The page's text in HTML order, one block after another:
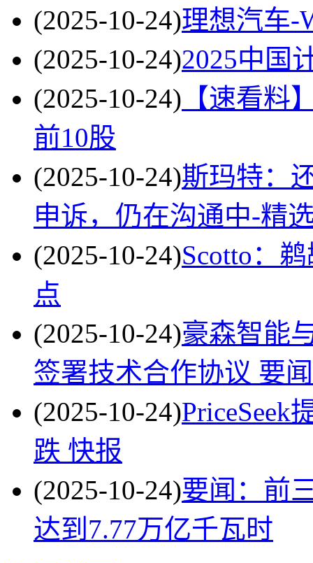
(2025-10-24)理想汽车-
(2025-10-24)2025中国
(2025-10-24) 【速看料
前10股
(2025-10-24)斯玛特：
申诉，仍在沟通中-精
(2025-10-24)Scotto：
点
(2025-10-24)豪森智能
签署技术合作协议 要闻
(2025-10-24)PriceSeek
跌 快报
(2025-10-24)要闻：前
达到7.77万亿千瓦时